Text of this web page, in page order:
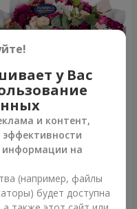
"Все для тебя...!"
Заказать
у Вас
и контент,
информации на
(например, файлы
будет доступна